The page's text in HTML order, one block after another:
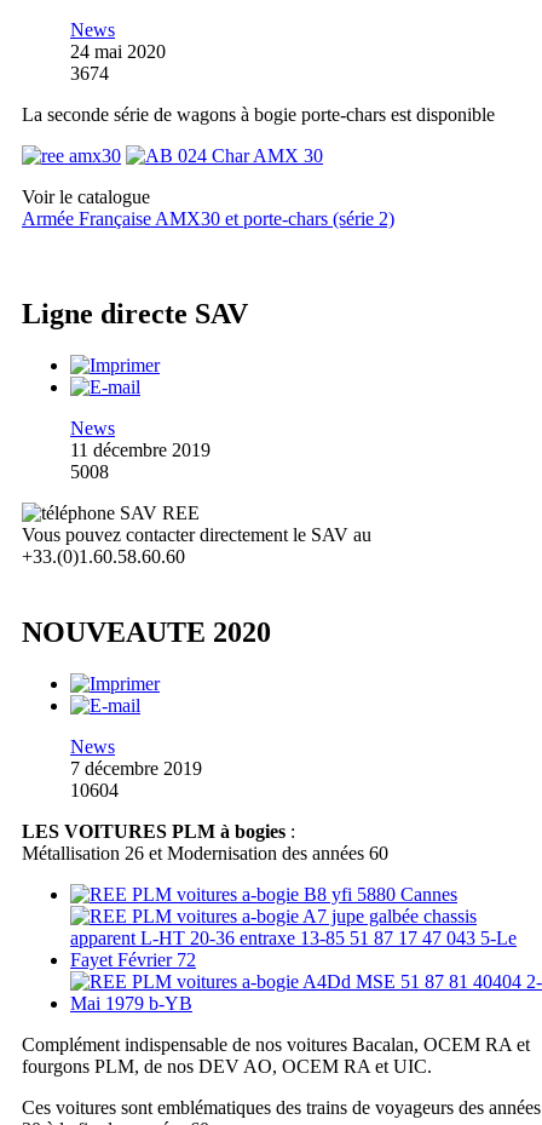
News
24 mai 2020
3674
La seconde série de wagons à bogie porte-chars est disponible
Voir le catalogue
Armée Française AMX30 et porte-chars (série 2)
Ligne directe SAV
News
11 décembre 2019
5008
Vous pouvez contacter directement le SAV au
+33.(0)1.60.58.60.60
NOUVEAUTE 2020
News
7 décembre 2019
10604
LES VOITURES PLM à bogies :
Métallisation 26 et Modernisation des années 60
Complément indispensable de nos voitures Bacalan, OCEM RA et
fourgons PLM, de nos DEV AO, OCEM RA et UIC.
Ces voitures sont emblématiques des trains de voyageurs des années